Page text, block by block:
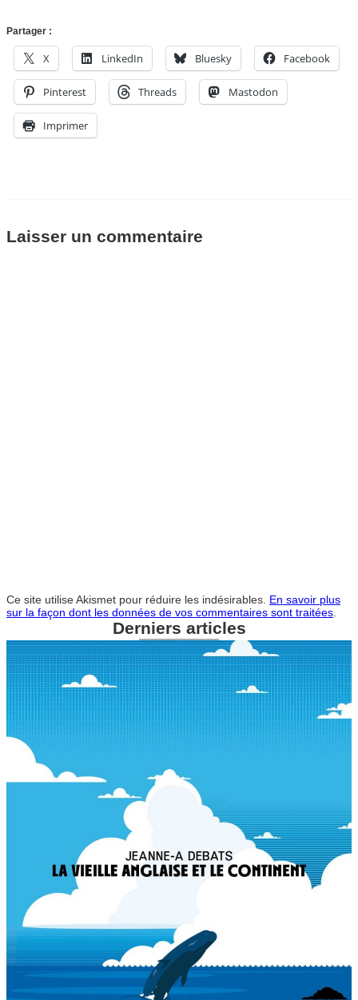
Partager :
X LinkedIn Bluesky Facebook
Pinterest Threads Mastodon
Imprimer
Laisser un commentaire
Ce site utilise Akismet pour réduire les indésirables. En savoir plus
sur la façon dont les données de vos commentaires sont traitées
Derniers articles